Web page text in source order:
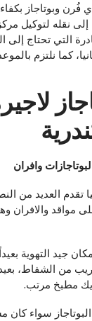
فُرن وبوتاجاز
نقله لتوكيل مركز
التي تحتاج إلى
كما نلتزم
وافران
تقدم العديد من
مواقد والافران
جيد التهوية
قريب من الشفاط،
مطبخ مرتب.
سواء كان